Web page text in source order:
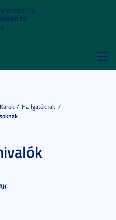
ÉS
Karok
Hallgatóknak